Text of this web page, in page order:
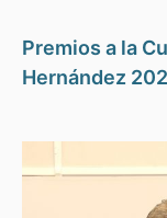
Premios a la
Hernández